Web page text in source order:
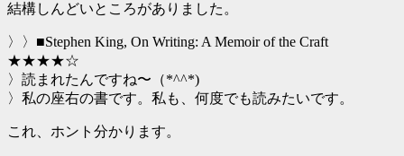
結構しんどいところがありました。
〉〉■Stephen King, On Writing: A Memoir of the Craft
★★★★☆
〉読まれたんですね〜（*^^*)
〉私の座右の書です。私も、何度でも読みたいです。
これ、ホント分かります。